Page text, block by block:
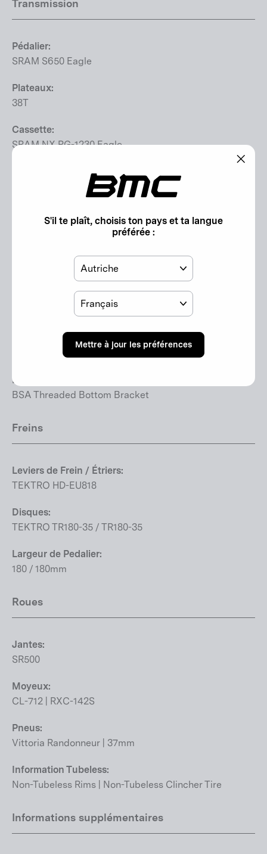
Transmission
Pédalier:
SRAM S650 Eagle
Plateaux:
38T
Cassette:
SRAM NX PG-1230 Eagle
Taille de cassette:
SRAM GX Eagle
Dérailleur Arrière:
SRAM GX Eagle
Leviers de Vitesses:
SRAM GX Eagle
Boîtier de pédalier:
BSA Threaded Bottom Bracket
Freins
Leviers de Frein / Étriers:
TEKTRO HD-EU818
Disques:
TEKTRO TR180-35 / TR180-35
Largeur de Pedalier:
180 / 180mm
Roues
Jantes:
SR500
Moyeux:
CL-712 | RXC-142S
Pneus:
Vittoria Randonneur | 37mm
Information Tubeless:
Non-Tubeless Rims | Non-Tubeless Clincher Tire
Informations supplémentaires
S'il te plaît, choisis ton pays et ta langue
préférée :
Langue
Mettre à jour les préférences